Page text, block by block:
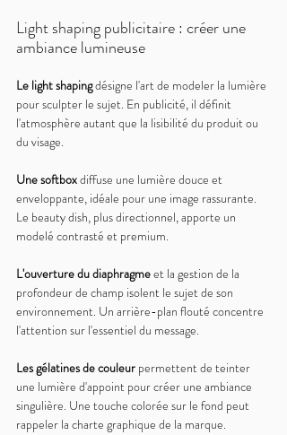
Light shaping publicitaire : créer une
ambiance lumineuse
Le light shaping désigne l'art de modeler la lumière
pour sculpter le sujet. En publicité, il définit
l'atmosphère autant que la lisibilité du produit ou
du visage.
Une softbox diffuse une lumière douce et
enveloppante, idéale pour une image rassurante.
Le beauty dish, plus directionnel, apporte un
modelé contrasté et premium.
L'ouverture du diaphragme et la gestion de la
profondeur de champ isolent le sujet de son
environnement. Un arrière-plan flouté concentre
l'attention sur l'essentiel du message.
Les gélatines de couleur permettent de teinter
une lumière d'appoint pour créer une ambiance
singulière. Une touche colorée sur le fond peut
rappeler la charte graphique de la marque.